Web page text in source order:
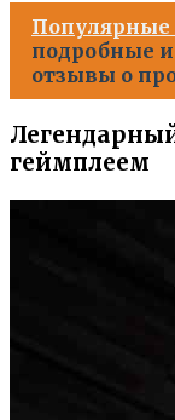
Популярные
подробные
отзывы о
геймплеем